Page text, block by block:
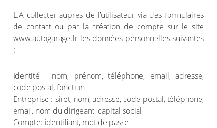
L.A collecter auprès de l’utilisateur via des formulaires
de contact ou par la création de compte sur le site
www.autogarage.fr les données personnelles suivantes
:
Identité : nom, prénom, téléphone, email, adresse,
code postal, fonction
Entreprise : siret, nom, adresse, code postal, téléphone,
email, nom du dirigeant, capital social
Compte: identifiant, mot de passe